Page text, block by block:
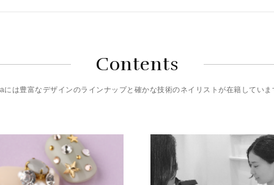
Contents
には豊富なデザインのラインナップと確かな技術のネイリストが在籍していま